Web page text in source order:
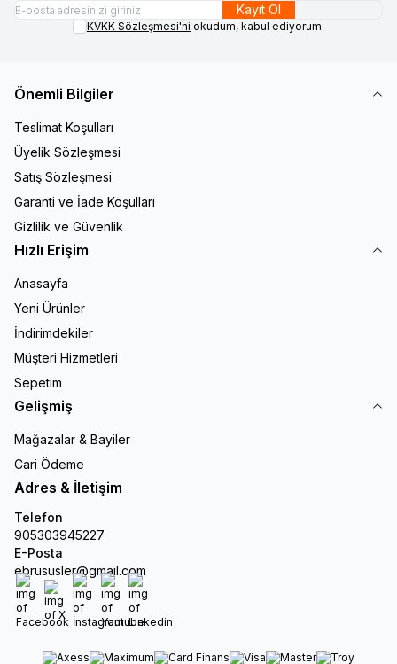
Kayıt Ol
KVKK Sözleşmesi'ni okudum, kabul ediyorum.
Önemli Bilgiler
Teslimat Koşulları
Üyelik Sözleşmesi
Satış Sözleşmesi
Garanti ve İade Koşulları
Gizlilik ve Güvenlik
Hızlı Erişim
Anasayfa
Yeni Ürünler
İndirimdekiler
Müşteri Hizmetleri
Sepetim
Gelişmiş
Mağazalar & Bayiler
Cari Ödeme
Adres & İletişim
Telefon
905303945227
E-Posta
ebrususler@gmail.com
Facebook
X İnstagram
Youtube